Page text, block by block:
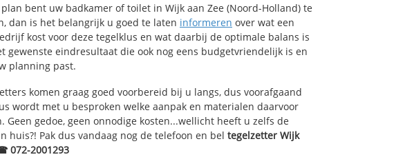
bent uw badkamer of toilet in Wijk aan Zee (Noord-Holland) te
dan is het belangrijk u goed te laten informeren over wat een
kost voor deze tegelklus en wat daarbij de optimale balans is
gewenste eindresultaat die ook nog eens budgetvriendelijk is en
planning past.
komen graag goed voorbereid bij u langs, dus voorafgaand
wordt met u besproken welke aanpak en materialen daarvoor
Geen gedoe, geen onnodige kosten...wellicht heeft u zelfs de
huis?! Pak dus vandaag nog de telefoon en bel tegelzetter Wijk
072-2001293